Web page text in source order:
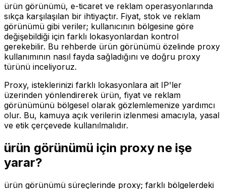
ürün görünümü, e-ticaret ve reklam operasyonlarında
sıkça karşılaşılan bir ihtiyaçtır. Fiyat, stok ve reklam
görünümü gibi veriler; kullanıcının bölgesine göre
değişebildiği için farklı lokasyonlardan kontrol
gerekebilir. Bu rehberde ürün görünümü özelinde proxy
kullanımının nasıl fayda sağladığını ve doğru proxy
türünü inceliyoruz.
Proxy, isteklerinizi farklı lokasyonlara ait IP'ler
üzerinden yönlendirerek ürün, fiyat ve reklam
görünümünü bölgesel olarak gözlemlemenize yardımcı
olur. Bu, kamuya açık verilerin izlenmesi amacıyla, yasal
ve etik çerçevede kullanılmalıdır.
ürün görünümü için proxy ne işe
yarar?
ürün görünümü süreçlerinde proxy; farklı bölgelerdeki